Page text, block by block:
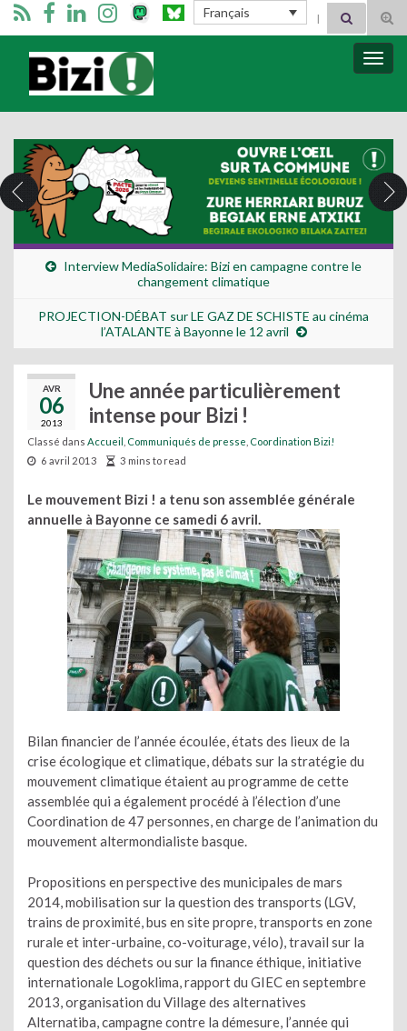
Français Search for:
Bizimugi
Interview MediaSolidaire: Bizi en campagne contre le
changement climatique
PROJECTION-DÉBAT sur LE GAZ DE SCHISTE au cinéma
l’ATALANTE à Bayonne le 12 avril
AVR
06
2013
Une année particulièrement
intense pour Bizi !
Classé dans Accueil Communiqués de presse Coordination Bizi!
6 avril 2013
3 mins to read
Le mouvement Bizi ! a tenu son assemblée générale
annuelle à Bayonne ce samedi 6 avril.
Bilan financier de l’année écoulée, états des lieux de la
crise écologique et climatique, débats sur la stratégie du
mouvement climatique étaient au programme de cette
assemblée qui a également procédé à l’élection d’une
Coordination de 47 personnes, en charge de l’animation du
mouvement altermondialiste basque.
Propositions en perspective des municipales de mars
2014, mobilisation sur la question des transports (LGV,
trains de proximité, bus en site propre, transports en zone
rurale et inter-urbaine, co-voiturage, vélo), travail sur la
question des déchets ou sur la finance éthique, initiative
internationale Logoklima, rapport du GIEC en septembre
2013, organisation du Village des alternatives
Alternatiba, campagne contre la démesure, l’année qui